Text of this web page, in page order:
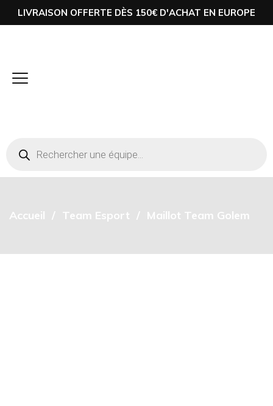
LIVRAISON OFFERTE DÈS 150€ D'ACHAT EN EUROPE
Accueil Team Esport Maillot Team Golem